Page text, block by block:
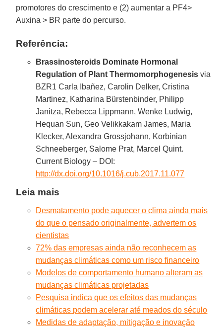
promotores do crescimento e (2) aumentar a PF4>
Auxina > BR parte do percurso.
Referência:
Brassinosteroids Dominate Hormonal
Regulation of Plant Thermomorphogenesis via
BZR1 Carla Ibañez, Carolin Delker, Cristina
Martinez, Katharina Bürstenbinder, Philipp
Janitza, Rebecca Lippmann, Wenke Ludwig,
Hequan Sun, Geo Velikkakam James, Maria
Klecker, Alexandra Grossjohann, Korbinian
Schneeberger, Salome Prat, Marcel Quint.
Current Biology – DOI:
http://dx.doi.org/10.1016/j.cub.2017.11.077
Leia mais
Desmatamento pode aquecer o clima ainda mais
do que o pensado originalmente, advertem os
cientistas
72% das empresas ainda não reconhecem as
mudanças climáticas como um risco financeiro
Modelos de comportamento humano alteram as
mudanças climáticas projetadas
Pesquisa indica que os efeitos das mudanças
climáticas podem acelerar até meados do século
Medidas de adaptação, mitigação e inovação